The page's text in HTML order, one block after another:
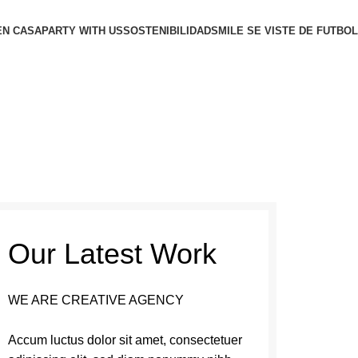
CASAPARTY WITH USSOSTENIBILIDADSMILE SE VISTE DE FUTBOL
Our Latest Work
WE ARE CREATIVE AGENCY
Accum luctus dolor sit amet, consectetuer